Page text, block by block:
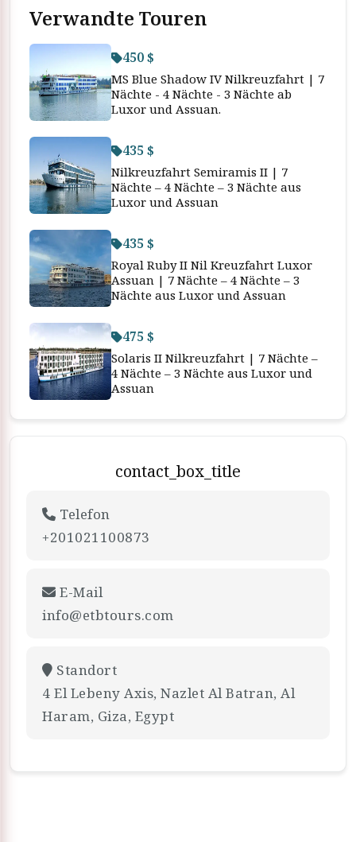
Verwandte Touren
450 $
MS Blue Shadow IV Nilkreuzfahrt | 7
Nächte - 4 Nächte - 3 Nächte ab
Luxor und Assuan.
435 $
Nilkreuzfahrt Semiramis II | 7
Nächte – 4 Nächte – 3 Nächte aus
Luxor und Assuan
435 $
Royal Ruby II Nil Kreuzfahrt Luxor
Assuan | 7 Nächte – 4 Nächte – 3
Nächte aus Luxor und Assuan
475 $
Solaris II Nilkreuzfahrt | 7 Nächte –
4 Nächte – 3 Nächte aus Luxor und
Assuan
contact_box_title
Telefon
+201021100873
E-Mail
info@etbtours.com
Standort
4 El Lebeny Axis, Nazlet Al Batran, Al
Haram, Giza, Egypt